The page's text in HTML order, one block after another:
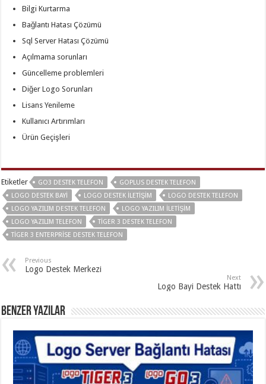
Bilgi Kurtarma
Bağlantı Hatası Çözümü
Sql Server Hatası Çözümü
Açılmama sorunları
Güncelleme problemleri
Diğer Logo Sorunları
Lisans Yenileme
Kullanıcı Artırımları
Ürün Geçişleri
Etiketler GO3 DESTEK TELEFON
GOPLUS DESTEK TELEFON
LOGO DESTEK BAYI
LOGO DESTEK İLETIŞIM
LOGO DESTEK TELEFON
LOGO YAZILIM DESTEK TELEFON
LOGO YAZILIM İLETIŞIM
LOGO YAZILIM TELEFON
TIGER 3 DESTEK TELEFON
TIGER 3 ENTERPRISE DESTEK TELEFON
Previous
Logo Destek Merkezi
Next
Logo Bayi Destek Hattı
Benzer Yazılar